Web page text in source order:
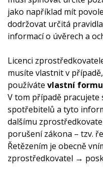
jako například mít
dodržovat určitá
informací o úvěrech a
Licenci
musíte vlastnit v
používáte vlastní
V tom případě pracujete
spotřebitelů a tyto
dalšímu
porušení zákona – tzv.
Řetězením je obecně
zprostředkovatel →